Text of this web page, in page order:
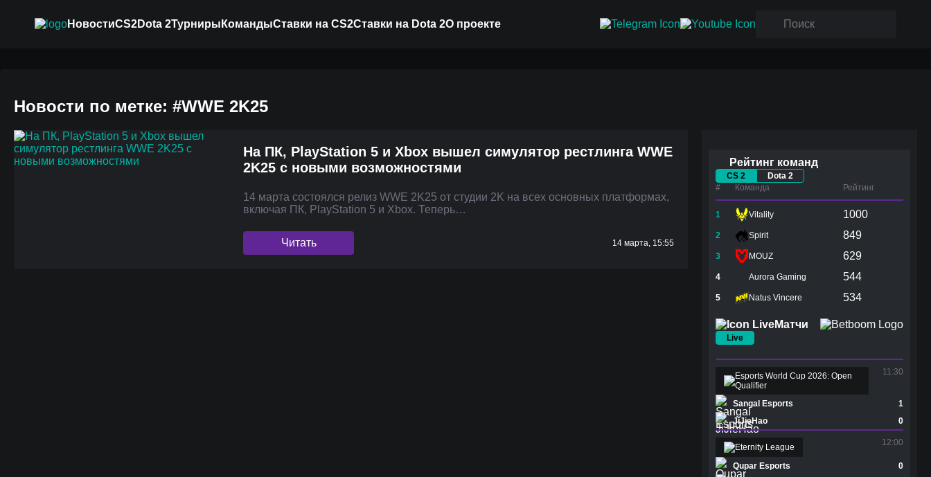
НовостиCS2Dota 2Турниры КомандыСтавки на CS2Ставки на Dota 2О проекте
Новости по метке: #WWE 2K25
На ПК, PlayStation 5 и Xbox вышел симулятор рестлинга WWE
2K25 с новыми возможностями
14 марта состоялся релиз WWE 2K25 от студии 2K на всех основных платформах,
включая ПК, PlayStation 5 и Xbox. Теперь…
Читать 14 марта, 15:55
Рейтинг команд
CS 2
Dota 2
#
Команда Рейтинг
1 Vitality 1000
2 Spirit 849
3 MOUZ 629
4 Aurora Gaming 544
5 Natus Vincere 534
Матчи
Live
Esports World Cup 2026: Open
Qualifier
11:30
Sangal Esports
1
JiJieHao
0
Eternity League 12:00
Qupar Esports
0